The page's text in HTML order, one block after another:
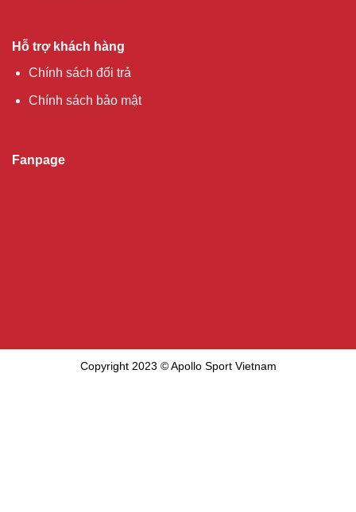
Hỗ trợ khách hàng
Chính sách đổi trả
Chính sách bảo mật
Fanpage
Copyright 2023 © Apollo Sport Vietnam